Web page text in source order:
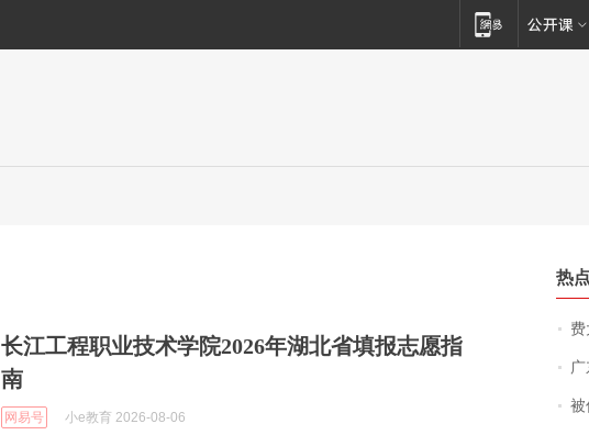
长江工程职业技术学院2026年湖北省填报志愿指
南
网易号 小e教育 2026-08-06
热
费
广
被传交